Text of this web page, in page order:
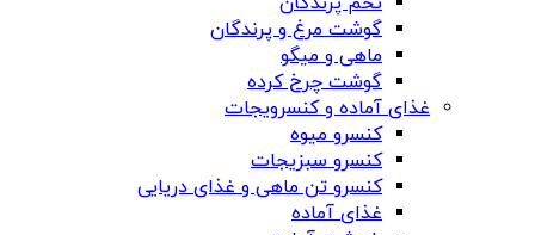
گوشت مرغ و پرندگان
ماهی و میگو
گوشت چرخ کرده
غذای آماده و کنسرویجات
کنسرو میوه
کنسرو سبزیجات
کنسرو تن ماهی و غذای دریایی
غذای آماده